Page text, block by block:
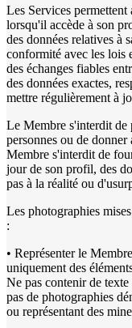
Les Services
lorsqu'il accède à son
des données relatives à
conformité avec les lois
des échanges fiables
des données exactes,
mettre régulièrement à
Le Membre s'interdit de
personnes ou de
Membre s'interdit de
jour de son profil, des
pas à la réalité ou
Les photographies
:
• Représenter le
uniquement des
Ne pas contenir de
pas de photographies
ou représentant des